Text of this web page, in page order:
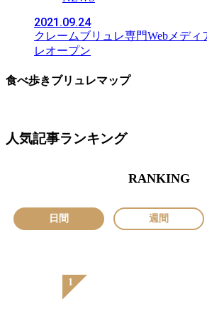
2021.09.24
クレームブリュレ専門Webメディ
レオープン
食べ歩きブリュレマップ
人気記事ランキング
RANKING
日間 週間